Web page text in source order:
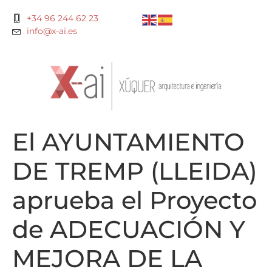
+34 96 244 62 23
info@x-ai.es
El AYUNTAMIENTO
DE TREMP (LLEIDA)
aprueba el Proyecto
de ADECUACIÓN Y
MEJORA DE LA